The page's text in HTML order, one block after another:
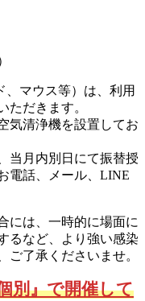
、マウス等）は、利用
ただきます。
気清浄機を設置してお
当月内別日にて振替授
電話、メール、LINE
には、一時的に場面に
るなど、より強い感染
ご了承くださいませ。
別』で開催して